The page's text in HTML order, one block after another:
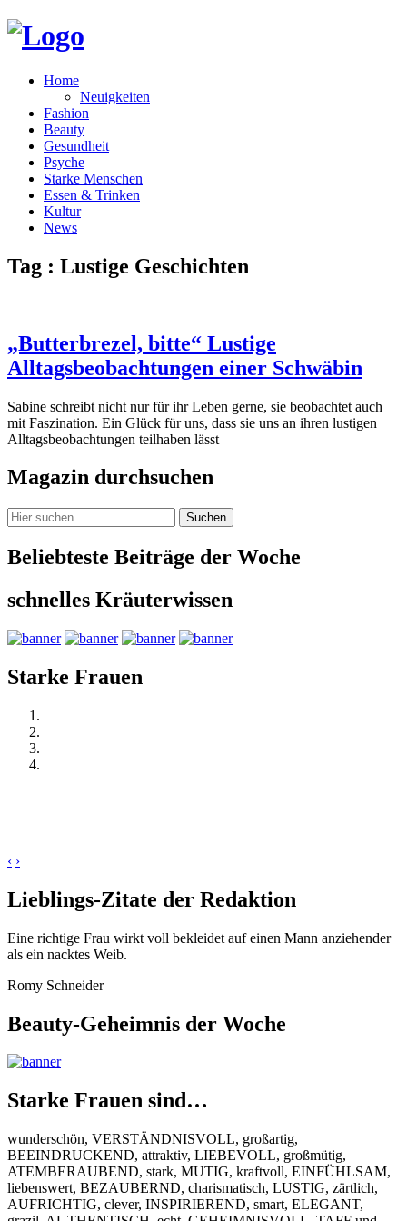
Home
Neuigkeiten
Fashion
Beauty
Gesundheit
Psyche
Starke Menschen
Essen & Trinken
Kultur
News
Tag : Lustige Geschichten
„Butterbrezel, bitte“ Lustige
Alltagsbeobachtungen einer Schwäbin
Sabine schreibt nicht nur für ihr Leben gerne, sie beobachtet auch
mit Faszination. Ein Glück für uns, dass sie uns an ihren lustigen
Alltagsbeobachtungen teilhaben lässt
Magazin durchsuchen
Suchen
Beliebteste Beiträge der Woche
schnelles Kräuterwissen
Starke Frauen
‹ ›
Lieblings-Zitate der Redaktion
Eine richtige Frau wirkt voll bekleidet auf einen Mann anziehender
als ein nacktes Weib.
Romy Schneider
Beauty-Geheimnis der Woche
Starke Frauen sind…
wunderschön, VERSTÄNDNISVOLL, großartig,
BEEINDRUCKEND, attraktiv, LIEBEVOLL, großmütig,
ATEMBERAUBEND, stark, MUTIG, kraftvoll, EINFÜHLSAM,
liebenswert, BEZAUBERND, charismatisch, LUSTIG, zärtlich,
AUFRICHTIG, clever, INSPIRIEREND, smart, ELEGANT,